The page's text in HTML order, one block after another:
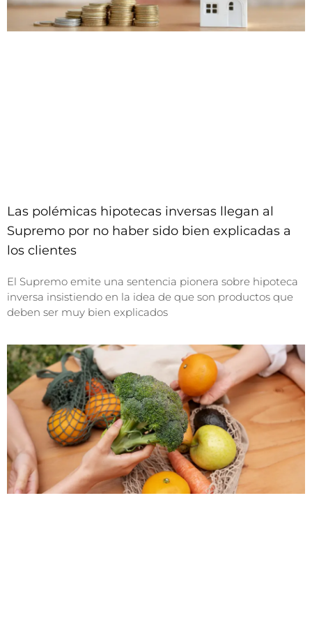
Las polémicas hipotecas inversas llegan al
Supremo por no haber sido bien explicadas a
los clientes
El Supremo emite una sentencia pionera sobre hipoteca
inversa insistiendo en la idea de que son productos que
deben ser muy bien explicados